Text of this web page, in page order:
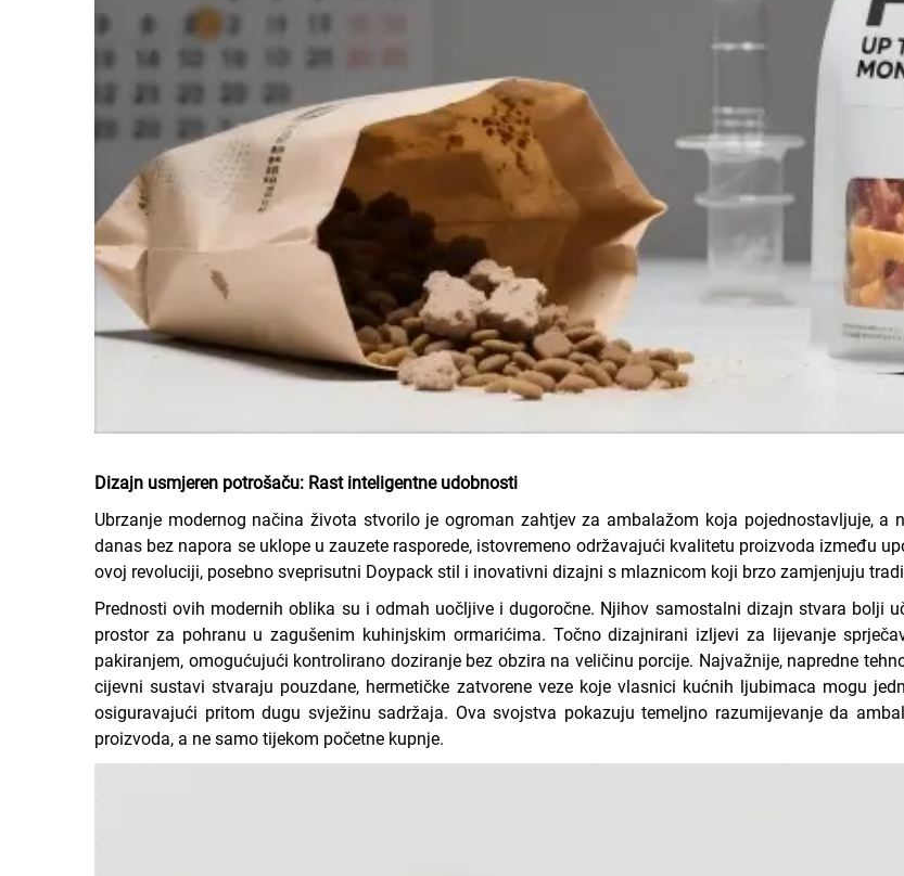
Dizajn usmjeren potrošaču: Rast inteligentne udobnosti
Ubrzanje modernog načina života stvorilo je ogroman zahtjev za ambalažom koja pojednostavljuje, a
danas bez napora se uklope u zauzete rasporede, istovremeno održavajući kvalitetu proizvoda između
ovoj revoluciji, posebno sveprisutni Doypack stil i inovativni dizajni s mlaznicom koji brzo zamjenjuju
Prednosti ovih modernih oblika su i odmah uočljive i dugoročne. Njihov samostalni dizajn stvara bolji
prostor za pohranu u zagušenim kuhinjskim ormarićima. Točno dizajnirani izljevi za lijevanje
pakiranjem, omogućujući kontrolirano doziranje bez obzira na veličinu porcije. Najvažnije, napredne
cijevni sustavi stvaraju pouzdane, hermetičke zatvorene veze koje vlasnici kućnih ljubimaca mogu
osiguravajući pritom dugu svježinu sadržaja. Ova svojstva pokazuju temeljno razumijevanje da
proizvoda, a ne samo tijekom početne kupnje.